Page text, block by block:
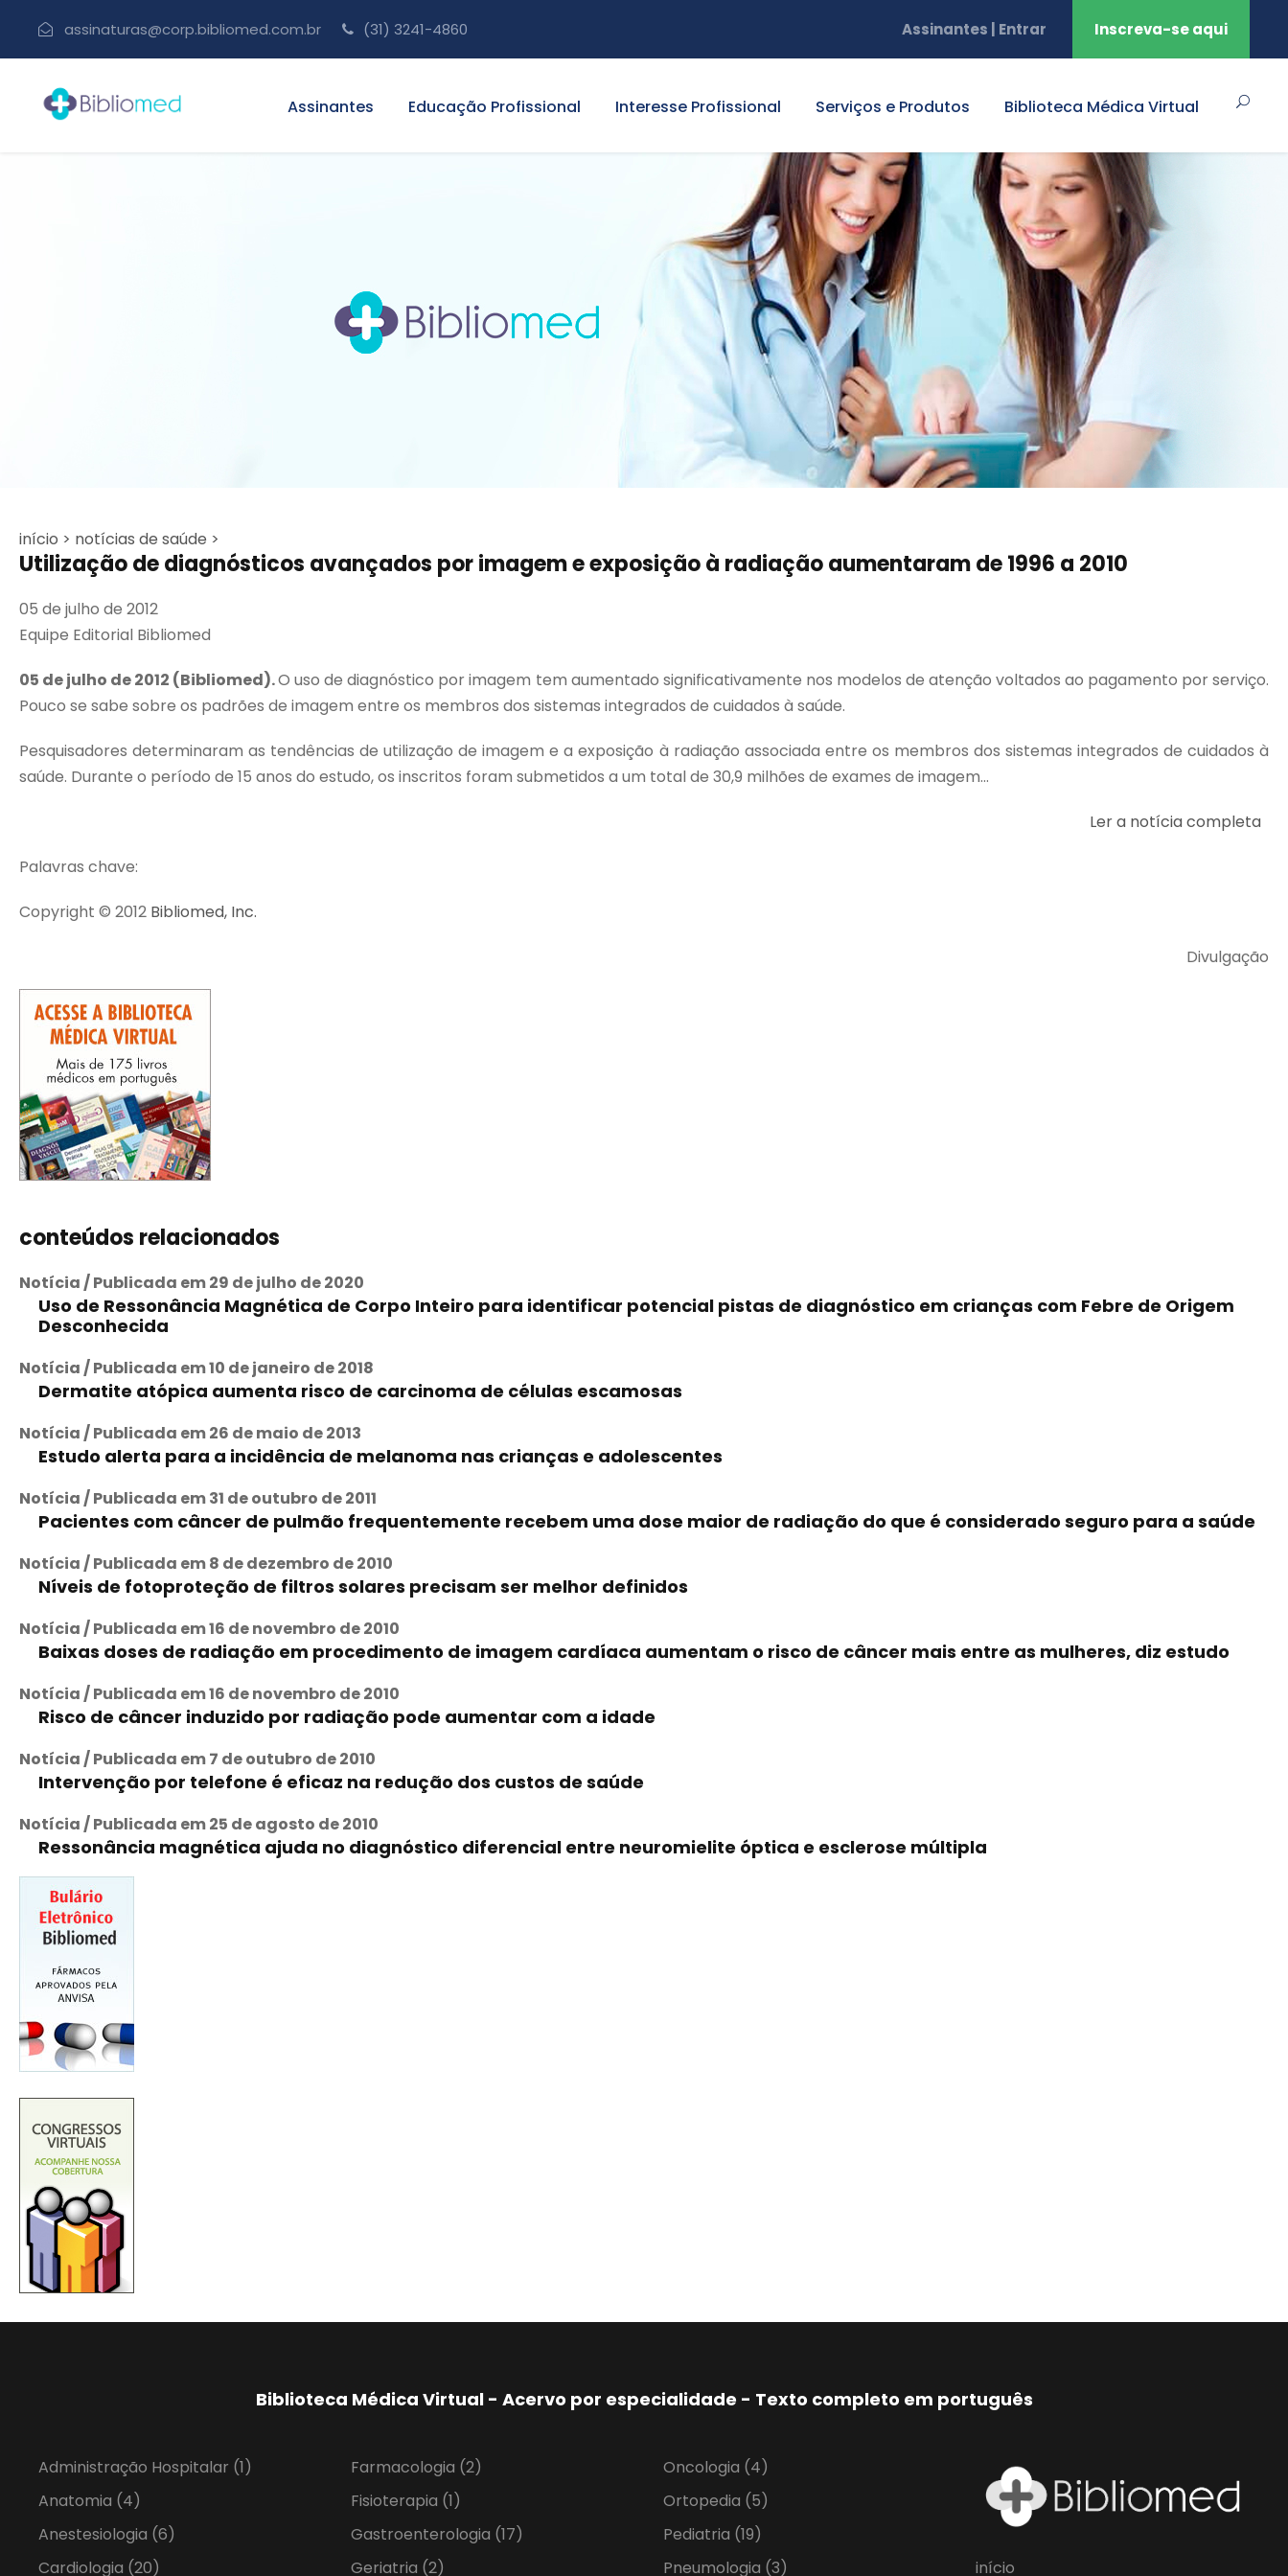
assinaturas@corp.bibliomed.com.br (31) 3241-4860 Assinantes | Entrar Inscreva-se aqui
Assinantes Educação Profissional Interesse Profissional Serviços e Produtos Biblioteca Médica Virtual
início > notícias de saúde >
Utilização de diagnósticos avançados por imagem e exposição à radiação aumentaram de 1996 a 2010
05 de julho de 2012
Equipe Editorial Bibliomed
05 de julho de 2012 (Bibliomed).O uso de diagnóstico por imagem tem aumentado significativamente nos modelos de atenção voltados ao pagamento por serviço.
Pouco se sabe sobre os padrões de imagem entre os membros dos sistemas integrados de cuidados à saúde.
Pesquisadores determinaram as tendências de utilização de imagem e a exposição à radiação associada entre os membros dos sistemas integrados de cuidados à
saúde. Durante o período de 15 anos do estudo, os inscritos foram submetidos a um total de 30,9 milhões de exames de imagem...
Ler a notícia completa
Palavras chave:
Copyright © 2012 Bibliomed, Inc.
Divulgação
conteúdos relacionados
Notícia / Publicada em 29 de julho de 2020
Uso de Ressonância Magnética de Corpo Inteiro para identificar potencial pistas de diagnóstico em crianças com Febre de Origem
Desconhecida
Notícia / Publicada em 10 de janeiro de 2018
Dermatite atópica aumenta risco de carcinoma de células escamosas
Notícia / Publicada em 26 de maio de 2013
Estudo alerta para a incidência de melanoma nas crianças e adolescentes
Notícia / Publicada em 31 de outubro de 2011
Pacientes com câncer de pulmão frequentemente recebem uma dose maior de radiação do que é considerado seguro para a saúde
Notícia / Publicada em 8 de dezembro de 2010
Níveis de fotoproteção de filtros solares precisam ser melhor definidos
Notícia / Publicada em 16 de novembro de 2010
Baixas doses de radiação em procedimento de imagem cardíaca aumentam o risco de câncer mais entre as mulheres, diz estudo
Notícia / Publicada em 16 de novembro de 2010
Risco de câncer induzido por radiação pode aumentar com a idade
Notícia / Publicada em 7 de outubro de 2010
Intervenção por telefone é eficaz na redução dos custos de saúde
Notícia / Publicada em 25 de agosto de 2010
Ressonância magnética ajuda no diagnóstico diferencial entre neuromielite óptica e esclerose múltipla
Biblioteca Médica Virtual - Acervo por especialidade - Texto completo em português
Administração Hospitalar (1)
Anatomia (4)
Anestesiologia (6)
Cardiologia (20)
Farmacologia (2)
Fisioterapia (1)
Gastroenterologia (17)
Geriatria (2)
Oncologia (4)
Ortopedia (5)
Pediatria (19)
Pneumologia (3) início